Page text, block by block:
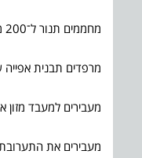
מחממים תנור ל־200 מעלות.
מרפדים תבנית אפייה
מעבירים למעבד
מעבירים את